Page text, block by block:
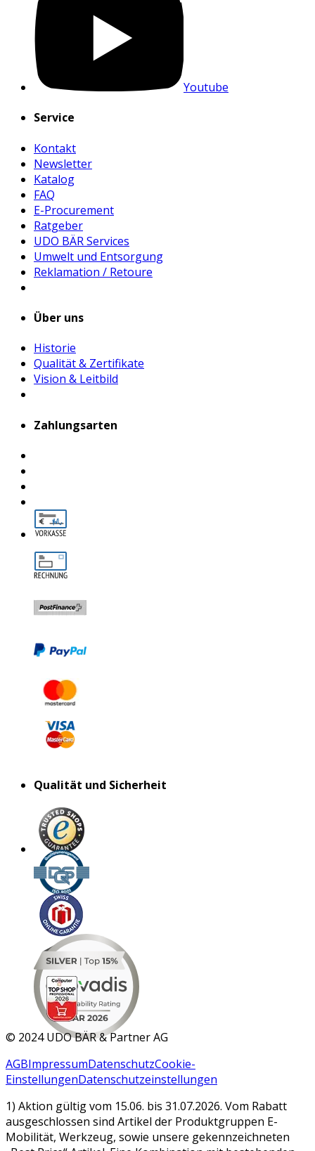
Youtube
Service
Kontakt
Newsletter
Katalog
FAQ
E-Procurement
Ratgeber
UDO BÄR Services
Umwelt und Entsorgung
Reklamation / Retoure
Über uns
Historie
Qualität & Zertifikate
Vision & Leitbild
Zahlungsarten
Qualität und Sicherheit
MAR 2026
© 2024 UDO BÄR & Partner AG
AGBImpressumDatenschutzCookie-
EinstellungenDatenschutzeinstellungen
1) Aktion gültig vom 15.06. bis 31.07.2026. Vom Rabatt
ausgeschlossen sind Artikel der Produktgruppen E-
Mobilität, Werkzeug, sowie unsere gekennzeichneten